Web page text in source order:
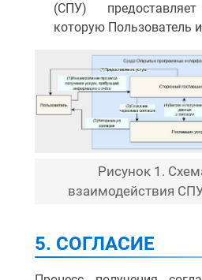
(СПУ)
которую Пользователь
Рисунок 1.
взаимодействия
5. СОГЛАСИЕ